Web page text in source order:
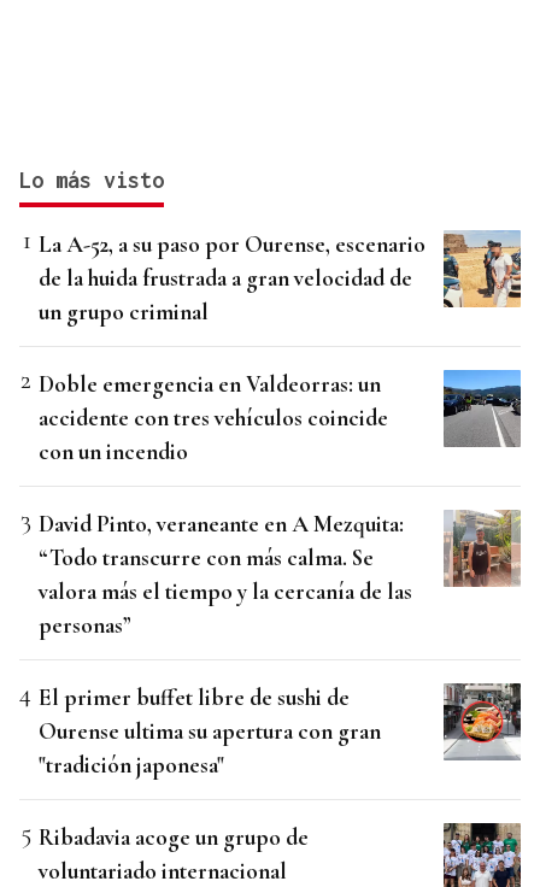
Lo más visto
La A-52, a su paso por Ourense, escenario
de la huida frustrada a gran velocidad de
un grupo criminal
Doble emergencia en Valdeorras: un
accidente con tres vehículos coincide
con un incendio
David Pinto, veraneante en A Mezquita:
“Todo transcurre con más calma. Se
valora más el tiempo y la cercanía de las
personas”
El primer buffet libre de sushi de
Ourense ultima su apertura con gran
"tradición japonesa"
Ribadavia acoge un grupo de
voluntariado internacional